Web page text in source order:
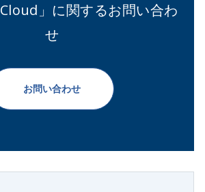
Cloud」に関するお問い合わ
せ
お問い合わせ